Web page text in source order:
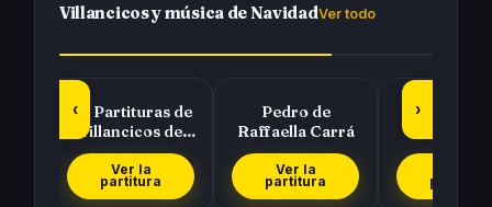
Villancicos y música de NavidadVer todo
‹
70 Partituras de
Villancicos de
Navidad para
tocar con tu…
Ver la
partitura
Pedro de
Raffaella Carrá
Ver la
partitura
Dulce
partitura
›